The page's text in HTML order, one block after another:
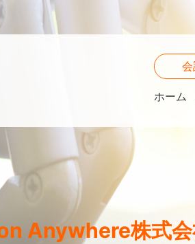
会
ホーム
Anywhere株式